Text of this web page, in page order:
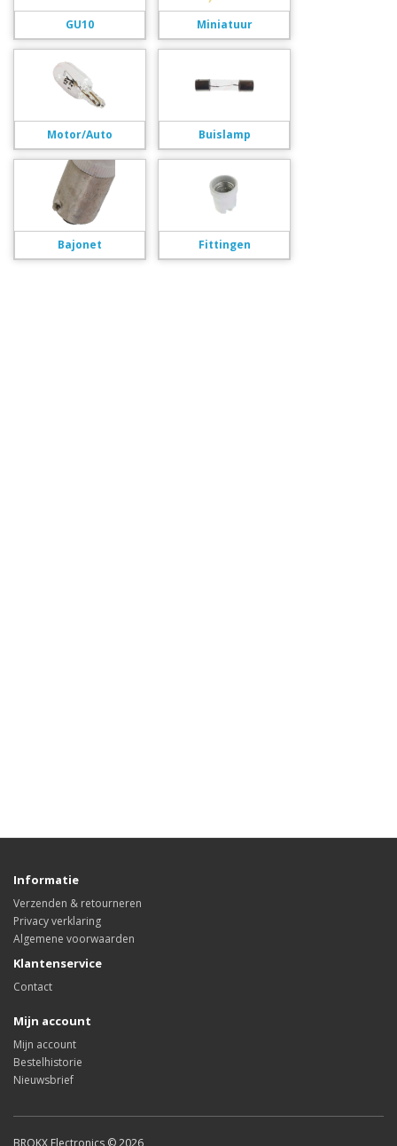
GU10 Miniatuur
Motor/Auto Buislamp
Bajonet Fittingen
Informatie
Verzenden & retourneren
Privacy verklaring
Algemene voorwaarden
Klantenservice
Contact
Mijn account
Mijn account
Bestelhistorie
Nieuwsbrief
BROKX Electronics © 2026